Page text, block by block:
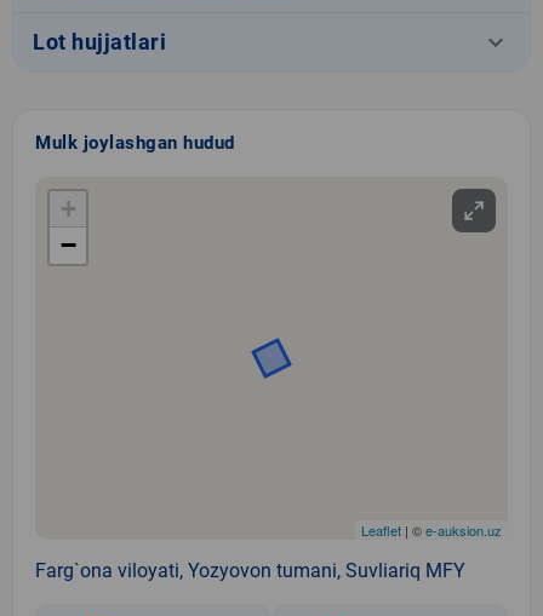
Lot hujjatlari keyboard_arrow_down
Mulk joylashgan hudud
+
−
Leaflet | ©e-auksion.uz
Farg`ona viloyati, Yozyovon tumani, Suvliariq MFY